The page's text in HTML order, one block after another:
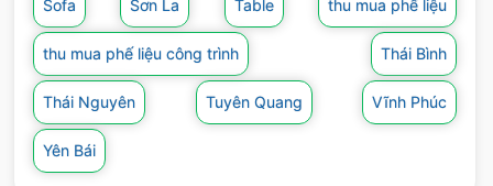
Sofa Sơn La Table thu mua phế liệu
thu mua phế liệu công trình Thái Bình
Thái Nguyên Tuyên Quang Vĩnh Phúc
Yên Bái
Quý khách có nhu cầu thanh lý hàng phế liệu
vui lòng liên hệ
0976.661.222 (Mr Sơn) –
0976.121.886
(Mr Nam) –
0945.978.686